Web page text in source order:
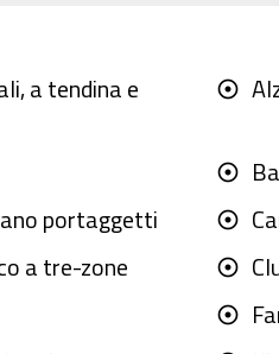
a tendina e
adjust
adjust
portaggetti adjust
a tre-zone adjust
adjust